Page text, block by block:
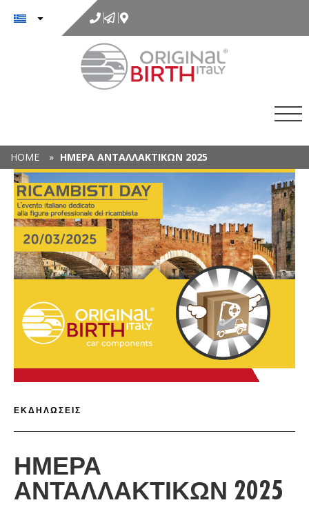
περιεχόμενο
HOME » ΗΜΕΡΑ ΑΝΤΑΛΛΑΚΤΙΚΩΝ 2025
ΛΕΠΤΟΜΈΡΕΙΕΣ
ΕΚΔΗΛΏΣΕΙΣ
ΗΜΕΡΑ
ΑΝΤΑΛΛΑΚΤΙΚΩΝ 2025